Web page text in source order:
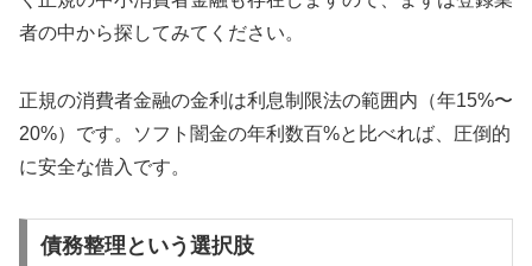
者の中から探してみてください。
正規の消費者金融の金利は利息制限法の範囲内（年15%〜
20%）です。ソフト闇金の年利数百%と比べれば、圧倒的
に安全な借入です。
債務整理という選択肢